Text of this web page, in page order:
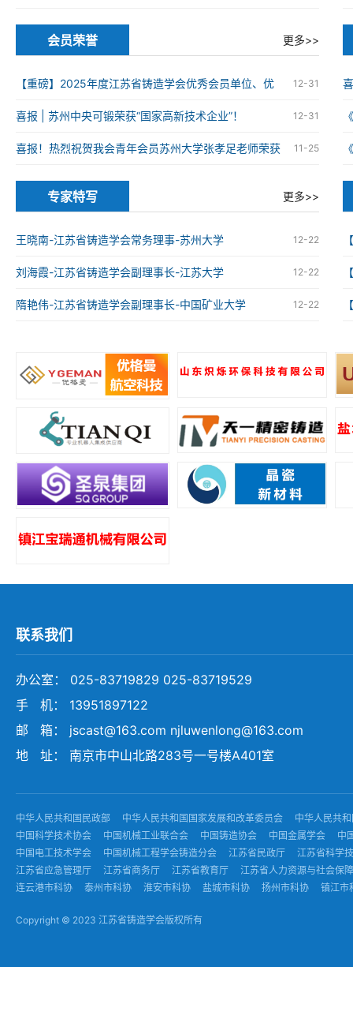
会员荣誉 更多>>
12-31
【重磅】2025年度江苏省铸造学会优秀会员单位、优
秀科技工作者、优秀青年科技工作者获奖名单 12-31
喜报 | 苏州中央可锻荣获“国家高新技术企业”！
11-25
喜报！热烈祝贺我会青年会员苏州大学张孝足老师荣获
2025年度资源循环利用领域优秀博士学位论文
专家特写 更多>>
12-22
王晓南-江苏省铸造学会常务理事-苏州大学
12-22
刘海霞-江苏省铸造学会副理事长-江苏大学
12-22
隋艳伟-江苏省铸造学会副理事长-中国矿业大学
联系我们
办公室： 025-83719829 025-83719529
手 机： 13951897122
邮 箱： jscast@163.com njluwenlong@163.com
地 址： 南京市中山北路283号一号楼A401室
中华人民共和国民政部 中华人民共和国国家发展和改革委员会
中华人民共
中国科学技术协会
中国机械工业联合会 中国铸造协会 中国金属学会
中
中国电工技术学会
中国机械工程学会铸造分会 江苏省民政厅
江苏省科学
江苏省应急管理厅
江苏省商务厅 江苏省教育厅
江苏省人力资源与社会保
连云港市科协
泰州市科协 淮安市科协 盐城市科协 扬州市科协 镇江市
Copyright © 2023 江苏省铸造学会版权所有